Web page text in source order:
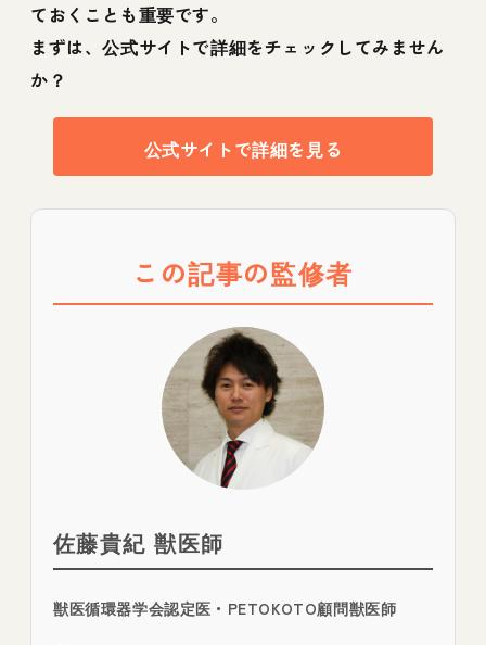
ておくことも重要です。
まずは、公式サイトで詳細をチェックしてみません
か？
公式サイトで詳細を見る
この記事の監修者
佐藤貴紀 獣医師
獣医循環器学会認定医・PETOKOTO顧問獣医師